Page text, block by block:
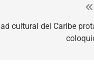
cultural del Caribe